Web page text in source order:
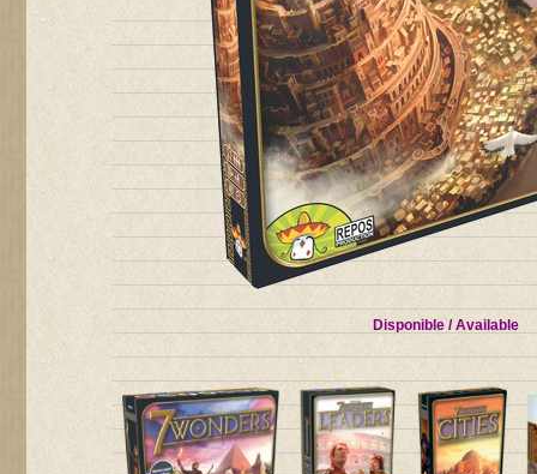
Disponible / Available